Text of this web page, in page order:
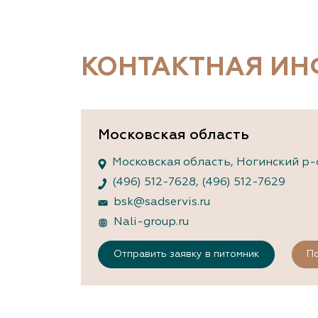
КОНТАКТНАЯ
Московская область
Московская область, Ногинский
(496) 512-7628, (496) 512-7629
bsk@sadservis.ru
Nali-group.ru
Отправить заявку в питомник